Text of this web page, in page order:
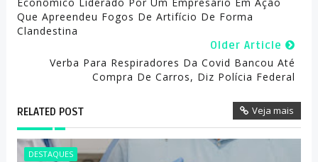
Que Apreendeu Fogos De Artifício De Forma
Clandestina
Older Article
Verba Para Respiradores Da Covid Bancou Até
Compra De Carros, Diz Polícia Federal
RELATED POST Veja mais
DESTAQUES